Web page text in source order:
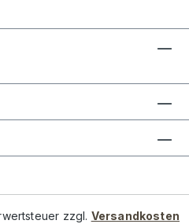
zzgl. Versandkosten